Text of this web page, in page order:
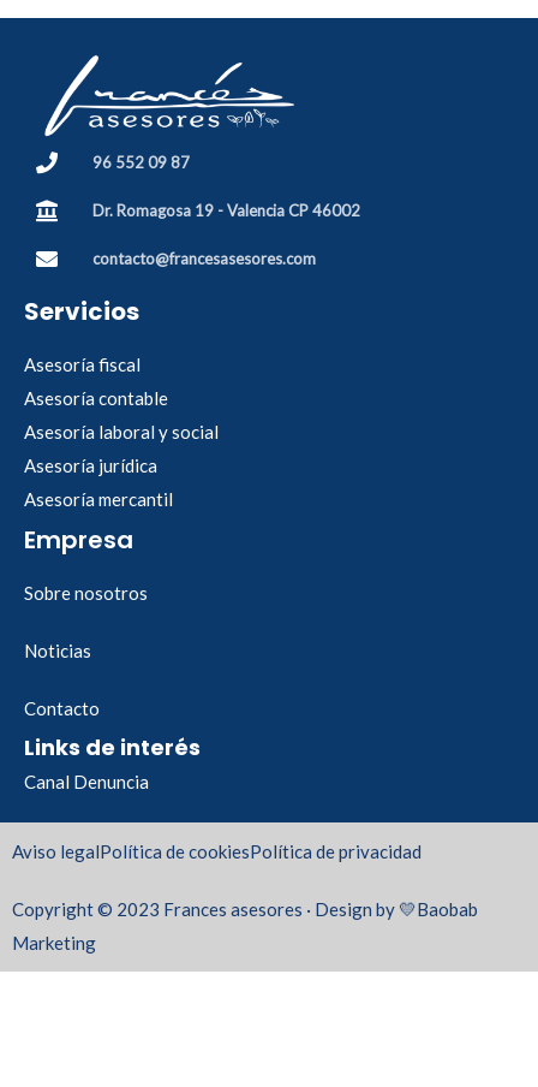
96 552 09 87
Dr. Romagosa 19 - Valencia CP 46002
contacto@francesasesores.com
Servicios
Asesoría fiscal
Asesoría contable
Asesoría laboral y social
Asesoría jurídica
Asesoría mercantil
Empresa
Sobre nosotros
Noticias
Contacto
Links de interés
Canal Denuncia
Aviso legalPolítica de cookiesPolítica de privacidad
Copyright © 2023 Frances asesores · Design by 💛Baobab
Marketing